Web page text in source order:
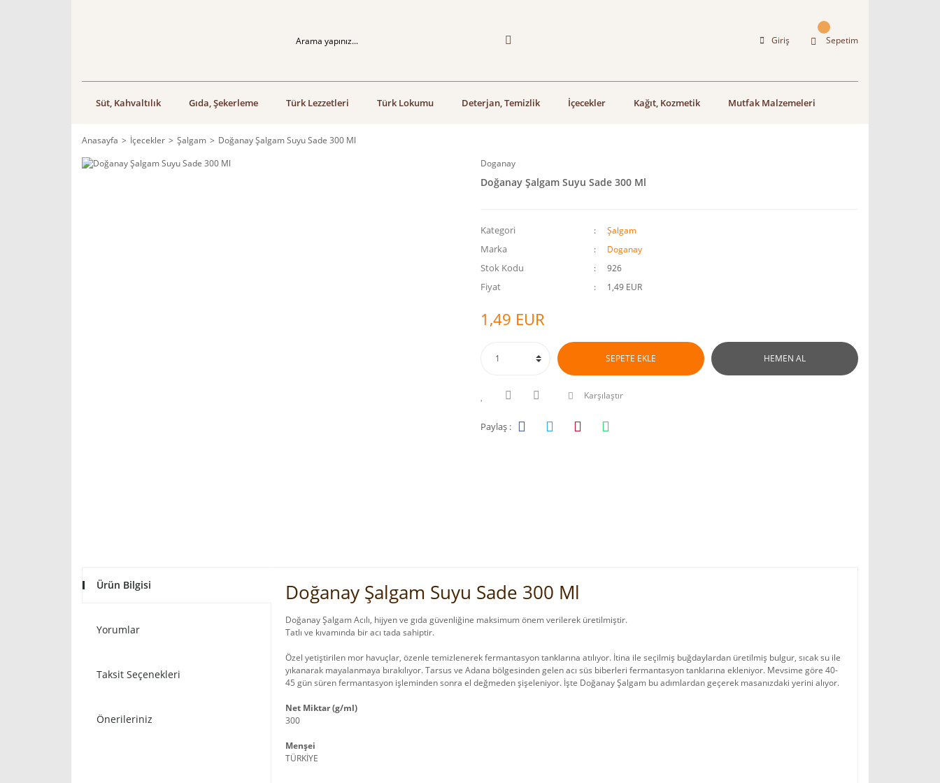
Giriş Sepetim
Süt, Kahvaltılık Gıda, Şekerleme Türk Lezzetleri Türk Lokumu Deterjan, Temizlik İçecekler Kağıt, Kozmetik Mutfak Malzemeleri
Anasayfa İçecekler Şalgam
Doğanay Şalgam Suyu Sade 300 Ml
Doganay
Doğanay Şalgam Suyu Sade 300 Ml
Kategori Şalgam
Marka Doganay
Stok Kodu 926
Fiyat 1,49 EUR
1,49 EUR
SEPETE EKLE HEMEN AL
Karşılaştır
Paylaş :
Ürün Bilgisi
Yorumlar
Taksit Seçenekleri
Önerileriniz
Doğanay Şalgam Suyu Sade 300 Ml
Doğanay Şalgam Acılı, hijyen ve gıda güvenliğine maksimum önem verilerek üretilmiştir.
Tatlı ve kıvamında bir acı tada sahiptir.
Özel yetiştirilen mor havuçlar, özenle temizlenerek fermantasyon tanklarına atılıyor. İtina ile seçilmiş buğdaylardan üretilmiş bulgur, sıcak su ile
yıkanarak mayalanmaya bırakılıyor. Tarsus ve Adana bölgesinden gelen acı süs biberleri fermantasyon tanklarına ekleniyor. Mevsime göre 40-
45 gün süren fermantasyon işleminden sonra el değmeden şişeleniyor. İşte Doğanay Şalgam bu adımlardan geçerek masanızdaki yerini alıyor.
Net Miktar (g/ml)
300
Menşei
TÜRKİYE